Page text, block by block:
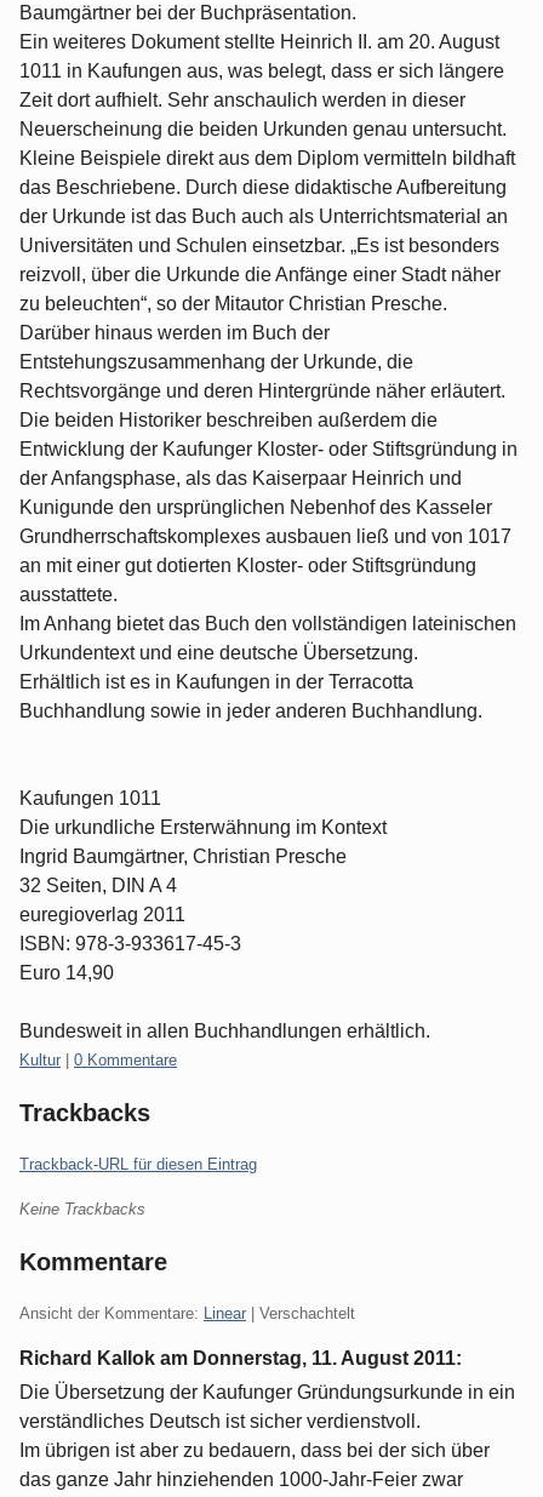
Baumgärtner bei der Buchpräsentation.
Ein weiteres Dokument stellte Heinrich II. am 20. August
1011 in Kaufungen aus, was belegt, dass er sich längere
Zeit dort aufhielt. Sehr anschaulich werden in dieser
Neuerscheinung die beiden Urkunden genau untersucht.
Kleine Beispiele direkt aus dem Diplom vermitteln bildhaft
das Beschriebene. Durch diese didaktische Aufbereitung
der Urkunde ist das Buch auch als Unterrichtsmaterial an
Universitäten und Schulen einsetzbar. „Es ist besonders
reizvoll, über die Urkunde die Anfänge einer Stadt näher
zu beleuchten“, so der Mitautor Christian Presche.
Darüber hinaus werden im Buch der
Entstehungszusammenhang der Urkunde, die
Rechtsvorgänge und deren Hintergründe näher erläutert.
Die beiden Historiker beschreiben außerdem die
Entwicklung der Kaufunger Kloster- oder Stiftsgründung in
der Anfangsphase, als das Kaiserpaar Heinrich und
Kunigunde den ursprünglichen Nebenhof des Kasseler
Grundherrschaftskomplexes ausbauen ließ und von 1017
an mit einer gut dotierten Kloster- oder Stiftsgründung
ausstattete.
Im Anhang bietet das Buch den vollständigen lateinischen
Urkundentext und eine deutsche Übersetzung.
Erhältlich ist es in Kaufungen in der Terracotta
Buchhandlung sowie in jeder anderen Buchhandlung.
Kaufungen 1011
Die urkundliche Ersterwähnung im Kontext
Ingrid Baumgärtner, Christian Presche
32 Seiten, DIN A 4
euregioverlag 2011
ISBN: 978-3-933617-45-3
Euro 14,90
Bundesweit in allen Buchhandlungen erhältlich.
Kategorien:
Kultur 0 Kommentare
Trackbacks
Trackback-URL für diesen Eintrag
Keine Trackbacks
Kommentare
Ansicht der Kommentare: Linear | Verschachtelt
Richard Kallok am Donnerstag, 11. August 2011:
Die Übersetzung der Kaufunger Gründungsurkunde in ein
verständliches Deutsch ist sicher verdienstvoll.
Im übrigen ist aber zu bedauern, dass bei der sich über
das ganze Jahr hinziehenden 1000-Jahr-Feier zwar